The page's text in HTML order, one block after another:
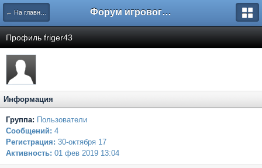
← На главную Форум игрового проекта Riverrise
Профиль friger43
Информация
Группа: Пользователи
Сообщений: 4
Регистрация: 30-октября 17
Активность: 01 фев 2019 13:04